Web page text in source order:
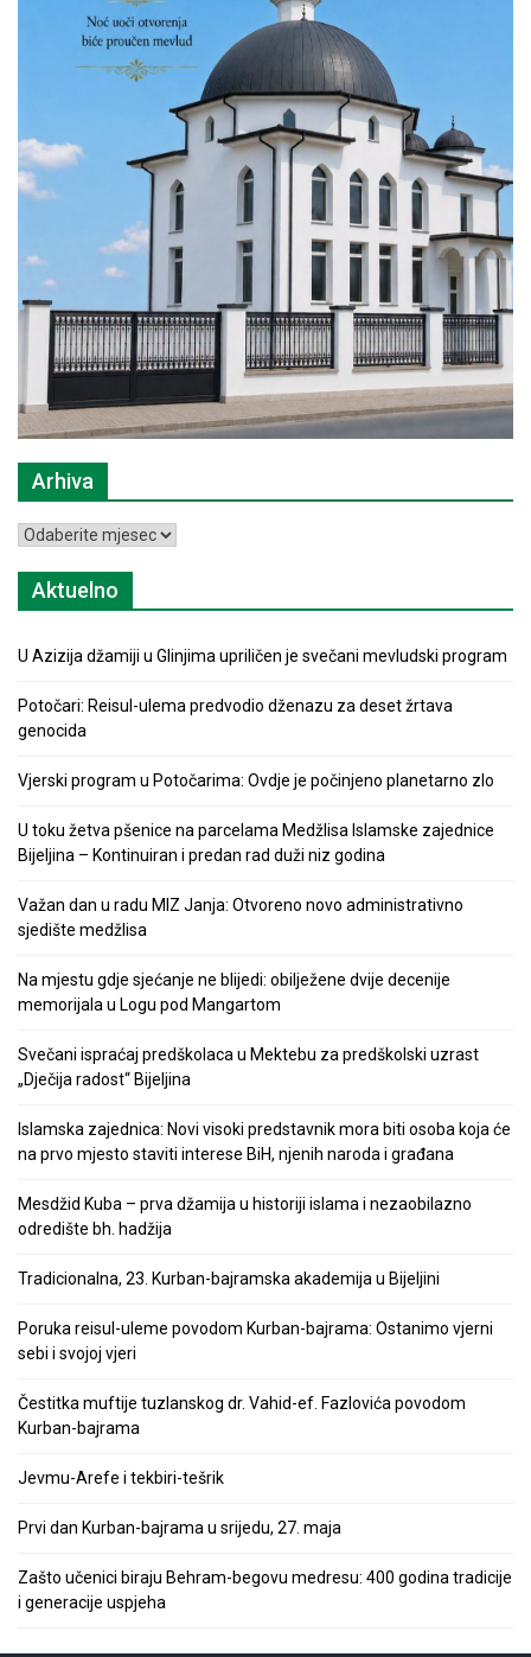
Arhiva
Arhiva
Aktuelno
U Azizija džamiji u Glinjima upriličen je svečani mevludski program
Potočari: Reisul-ulema predvodio dženazu za deset žrtava
genocida
Vjerski program u Potočarima: Ovdje je počinjeno planetarno zlo
U toku žetva pšenice na parcelama Medžlisa Islamske zajednice
Bijeljina – Kontinuiran i predan rad duži niz godina
Važan dan u radu MIZ Janja: Otvoreno novo administrativno
sjedište medžlisa
Na mjestu gdje sjećanje ne blijedi: obilježene dvije decenije
memorijala u Logu pod Mangartom
Svečani ispraćaj predškolaca u Mektebu za predškolski uzrast
„Dječija radost“ Bijeljina
Islamska zajednica: Novi visoki predstavnik mora biti osoba koja će
na prvo mjesto staviti interese BiH, njenih naroda i građana
Mesdžid Kuba – prva džamija u historiji islama i nezaobilazno
odredište bh. hadžija
Tradicionalna, 23. Kurban-bajramska akademija u Bijeljini
Poruka reisul-uleme povodom Kurban-bajrama: Ostanimo vjerni
sebi i svojoj vjeri
Čestitka muftije tuzlanskog dr. Vahid-ef. Fazlovića povodom
Kurban-bajrama
Jevmu-Arefe i tekbiri-tešrik
Prvi dan Kurban-bajrama u srijedu, 27. maja
Zašto učenici biraju Behram-begovu medresu: 400 godina tradicije
i generacije uspjeha